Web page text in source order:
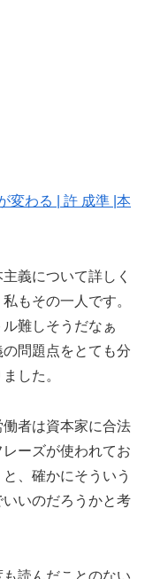
変わる | 許 成準 |本
義について詳しく
もその一人です。
難しそうだなぁ
問題点をとても分
した。
者は資本家に合法
ーズが使われてお
、確かにそういう
いのだろうかと考
読んだことのない